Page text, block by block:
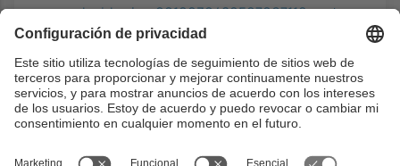
docid=alma991003948059706711&conte
xt=L&vid=34CSUC_UPC:VU1&lang=ca
Capacidades previas